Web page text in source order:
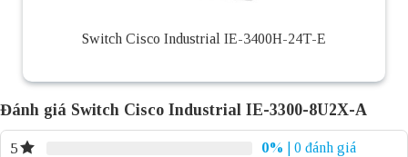
Switch Cisco Industrial IE-3400H-24T-E
Đánh giá Switch Cisco Industrial IE-3300-8U2X-A
5 0%
| 0 đánh giá